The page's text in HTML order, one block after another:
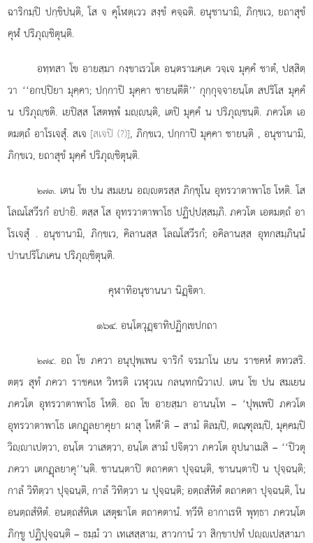
ฉาริกมฺปิ ปกฺขิปนฺติ, โส จ คุโฬตฺเวว สงฺขํ คจฺฉติ. อนุชานามิ, ภิกฺขเว, ยถาสุขํ
คุฬํ ปริภุฺชิตุนฺติ.
อทฺทสา โข อายสฺมา กงฺขาเรวโต อนฺตรามคฺเค วจฺเจ มุคฺคํ ชาตํ, ปสฺสิตฺ
วา ‘‘อกปฺปิยา มุคฺคา; ปกฺกาปิ มุคฺคา ชายนฺตีติ’’ กุกฺกุจฺจายนฺโต สปริโส มุคฺคํ
น ปริภุฺชติ. เยปิสฺส โสตพฺพํ มฺนฺติ, เตปิ มุคฺคํ น ปริภุฺชนฺติ. ภควโต เอ
ตมตฺถํ อาโรเจสุํ. สเจ [สเจปิ (?)], ภิกฺขเว, ปกฺกาปิ มุคฺคา ชายนฺติ , อนุชานามิ,
ภิกฺขเว, ยถาสุขํ มุคฺคํ ปริภุฺชิตุนฺติ.
๒๗๓. เตนโข ปน สมเยน อฺตรสฺส ภิกฺขุโน อุทรวาตาพาโธ โหติ. โส
โลณโสวีรกํ อปายิ. ตสฺส โส อุทรวาตาพาโธ ปฏิปฺปสฺสมฺภิ. ภควโต เอตมตฺถํ อา
โรเจสุํ . อนุชานามิ, ภิกฺขเว, คิลานสฺส โลณโสวีรกํ; อคิลานสฺส อุทกสมฺภินฺนํ
ปานปริโภเคน ปริภุฺชิตุนฺติ.
คุฬาทิอนุชานนา นิฏฺิตา.
๑๖๔. อนฺโตวุฏฺาทิปฏิกฺเขปกถา
๒๗๔. อถ โข ภควา อนุปุพฺเพน จาริกํ จรมาโน เยน ราชคหํ ตทวสริ.
ตตฺร สุทํ ภควา ราชคเห วิหรติ เวฬุวเน กลนฺทกนิวาเป. เตน โข ปน สมเยน
ภควโต อุทรวาตาพาโธ โหติ. อถ โข อายสฺมา อานนฺโท – ‘ปุพฺเพปิ ภควโต
อุทรวาตาพาโธ เตกฏุลยาคุยา ผาสุ โหตี’ติ – สามํ ติลมฺปิ, ตณฺฑุลมฺปิ, มุคฺคมฺปิ
วิฺาเปตฺวา, อนฺโต วาเสตฺวา, อนฺโต สามํ ปจิตฺวา ภควโต อุปนาเมสิ – ‘‘ปิวตุ
ภควา เตกฏุลยาคุ’’นฺติ. ชานนฺตาปิ ตถาคตา ปุจฺฉนฺติ, ชานนฺตาปิ น ปุจฺฉนฺติ;
กาลํ วิทิตฺวา ปุจฺฉนฺติ, กาลํ วิทิตฺวา น ปุจฺฉนฺติ; อตฺถสํหิตํ ตถาคตา ปุจฺฉนฺติ, โน
อนตฺถสํหิตํ. อนตฺถสํหิเต เสตุฆาโต ตถาคตานํ. ทฺวีหิ อากาเรหิ พุทฺธา ภควนฺโต
ภิกฺขู ปฏิปุจฺฉนฺติ – ธมฺมํ วา เทเสสฺสาม, สาวกานํ วา สิกฺขาปทํ ปฺเปสฺสามา